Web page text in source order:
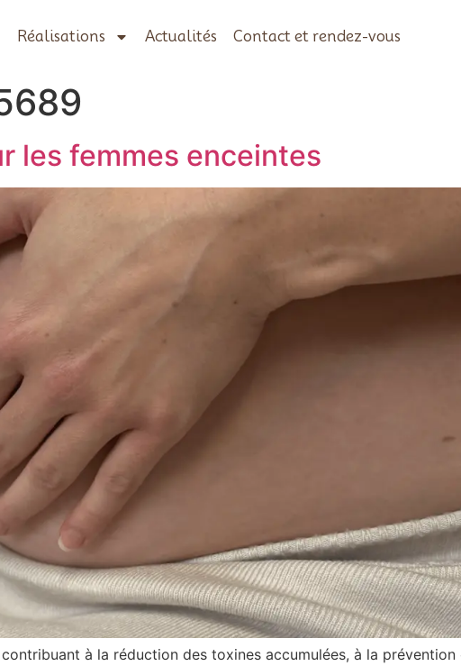
Réalisations Actualités Contact et rendez-vous
les femmes enceintes
à la réduction des toxines accumulées, à la prévention